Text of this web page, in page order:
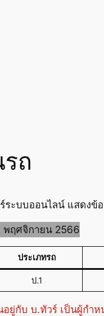
ถ
ะบบออนไลน์ แสดงข้
พฤศจิกายน 2566
ประเภทรถ
ป.1
อยู่กับ บ.ทัวร์ เป็นผู้กำ